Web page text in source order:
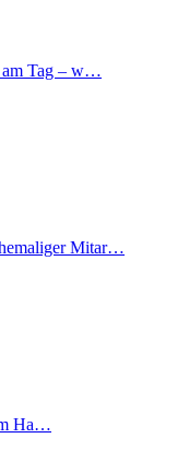
am Tag – w…
Mitar…
Ha…